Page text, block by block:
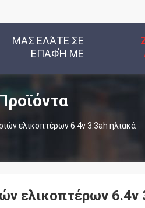
ΜΑΣ ΕΛΆΤΕ ΣΕ
ΕΠΑΦΉ ΜΕ
ελικοπτέρων 6.4v 3.3ah ηλιακά
ελικοπτέρων 6.4v